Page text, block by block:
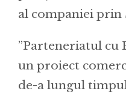
al companiei prin
”Parteneriatul cu
un proiect
de-a lungul